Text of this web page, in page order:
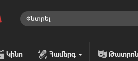
Կինո Համերգ Թատրոն